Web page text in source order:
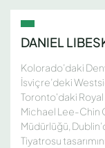
DANIEL
Kolorado’daki
İsviçre’deki
Toronto'daki Royal
Michael Lee-Chin
Müdürlüğü,
Tiyatrosu